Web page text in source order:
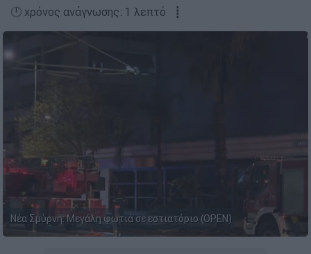
🕛 χρόνος ανάγνωσης: 1 λεπτό ┋
Νέα Σμύρνη: Μεγάλη φωτιά σε εστιατόριο (OPEN)